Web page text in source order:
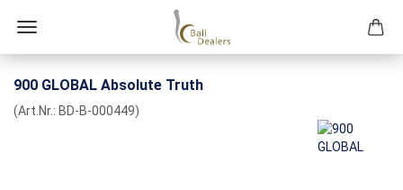
900 GLOBAL Absolute Truth
(Art.Nr.: BD-B-000449)